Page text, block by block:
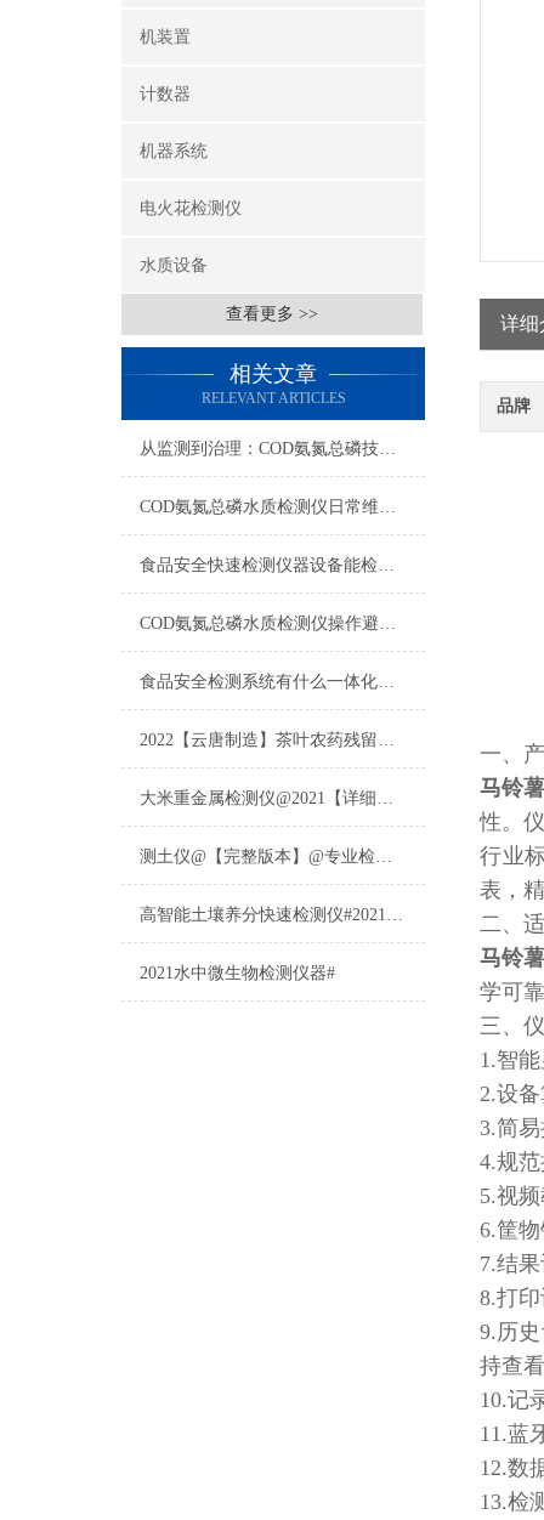
机装置
计数器
机器系统
电火花检测仪
水质设备
查看更多 >>
相关文章
RELEVANT ARTICLES
从监测到治理：COD氨氮总磷技术的双领域实战解析
COD氨氮总磷水质检测仪日常维护与试剂管理，降低故障率就靠这几招
食品安全快速检测仪器设备能检什么？一张表说清适用范围
COD氨氮总磷水质检测仪操作避坑指南：这几个步骤直接影响数据准确性
食品安全检测系统有什么一体化配置·2023仪器仪表推荐·山东云唐
2022【云唐制造】茶叶农药残留检测仪多少钱一台@山东云唐仪器仪表制造
大米重金属检测仪@2021【详细版本】@专业检测大米重金属仪器仪表
测土仪@【完整版本】@专业检测土壤的仪器仪表
高智能土壤养分快速检测仪#2021【土壤养分检测专用仪器仪表】
2021水中微生物检测仪器#
详细
品牌
一、
马铃
性。
行业
表，
二、
马铃
学可
三、
1.智
2.设
3.简
4.规
5.视
6.筐
7.结
8.打
9.历
持查
10.记
11.蓝
12.数
13.检